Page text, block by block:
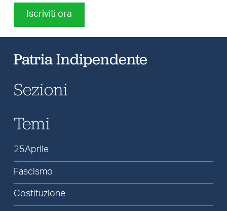
Iscriviti ora
Patria Indipendente
Sezioni
Temi
25Aprile
Fascismo
Costituzione